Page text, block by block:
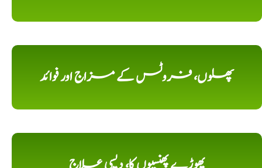
پھلوں، فروٹس کے مزاج اور فوائد